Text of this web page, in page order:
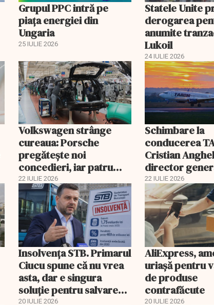
Grupul PPC intră pe
piața energiei din
Ungaria
25 IULIE 2026
Statele Unite
derogarea
anumite
Lukoil
24 IULIE 2026
Volkswagen strânge
cureaua: Porsche
pregătește noi
concedieri, iar patru
fabrici din Germania
riscă închiderea
22 IULIE 2026
Schimbare la
conducerea
Cristian
director
interimar.
Costaș,
22 IULIE 2026
Insolvenţa STB. Primarul
Ciucu spune că nu vrea
asta, dar e singura
soluţie pentru salvarea
20 IULIE 2026
AliExpress,
uriaşă pentru
de produse
contrafăcute
20 IULIE 2026